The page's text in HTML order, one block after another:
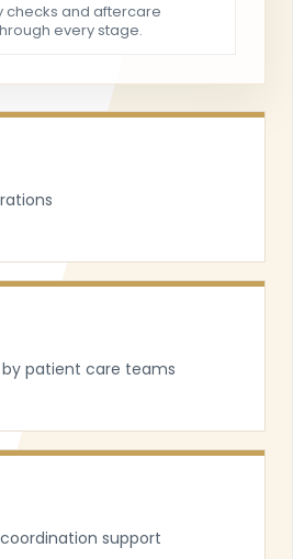
checks and aftercare
every stage.
patient care teams
support